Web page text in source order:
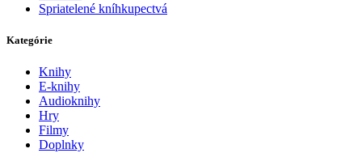
Spriatelené kníhkupectvá
Kategórie
Knihy
E-knihy
Audioknihy
Hry
Filmy
Doplnky